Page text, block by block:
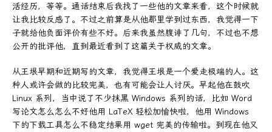
活经历，等等。通话结束后我找了一些他的文章来看，这个时候就
让我比较反感了。不过之前算是从他那里学到过东西，我觉得一下
子就给他负面评价有些不好。后来我虽然腹诽了几句，不过也不想
公开的批评他，直到最近看到了这篇关于权威的文章。
从王垠早期和近期写的文章，我觉得王垠是一个爱走极端的人。这
种人或许会做的比较完美，也有可能会让人讨厌。早起他在鼓吹
Linux 系列，当中说了不少抹黑 Windows 系列的话，比如 Word
写论文怎么怎么不好他用 LaTeX 轻松加愉快啦，他用 Windows
下的下载工具怎么不稳定结果用 wget 完美的传输啦。到现在他又